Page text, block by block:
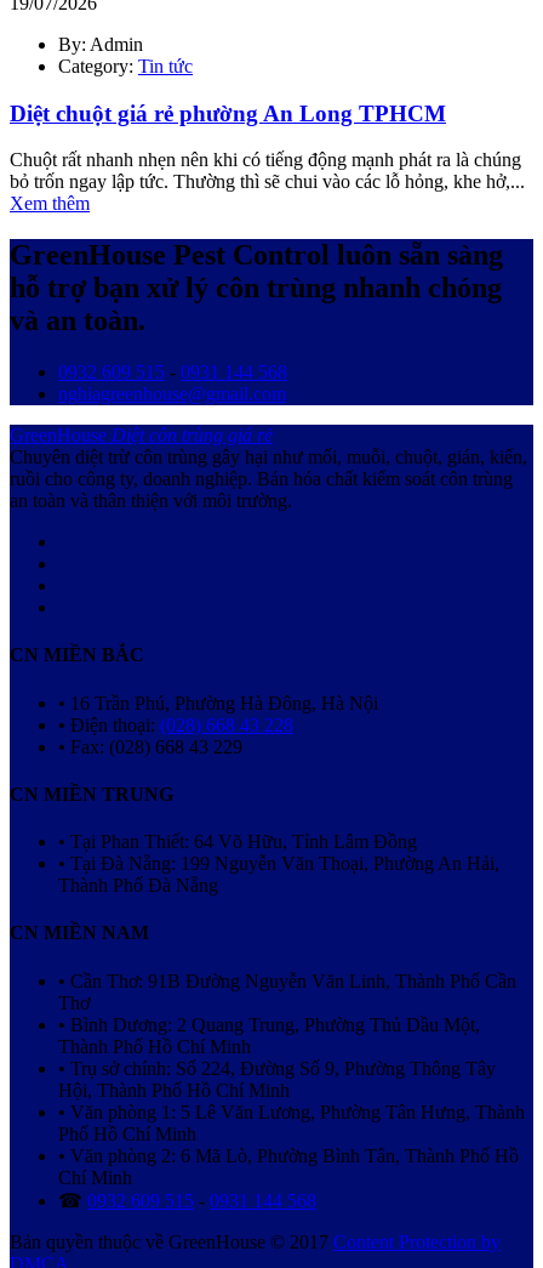
By: Admin
Category: Tin tức
Diệt chuột giá rẻ phường An Long TPHCM
Chuột rất nhanh nhẹn nên khi có tiếng động mạnh phát ra là chúng
bỏ trốn ngay lập tức. Thường thì sẽ chui vào các lỗ hỏng, khe hở,...
Xem thêm
GreenHouse Pest Control luôn sẵn sàng
hỗ trợ bạn xử lý côn trùng nhanh chóng
và an toàn.
0932 609 515 - 0931 144 568
nghiagreenhouse@gmail.com
GreenHouse Diệt côn trùng giá rẻ
Chuyên diệt trừ côn trùng gây hại như mối, muỗi, chuột, gián, kiến,
ruồi cho công ty, doanh nghiệp. Bán hóa chất kiểm soát côn trùng
an toàn và thân thiện với môi trường.
CN MIỀN BẮC
• 16 Trần Phú, Phường Hà Đông, Hà Nội
• Điện thoại: (028) 668 43 228
• Fax: (028) 668 43 229
CN MIỀN TRUNG
• Tại Phan Thiết: 64 Võ Hữu, Tỉnh Lâm Đồng
• Tại Đà Nẵng: 199 Nguyễn Văn Thoại, Phường An Hải,
Thành Phố Đà Nẵng
CN MIỀN NAM
• Cần Thơ: 91B Đường Nguyễn Văn Linh, Thành Phố Cần
Thơ
• Bình Dương: 2 Quang Trung, Phường Thủ Dầu Một,
Thành Phố Hồ Chí Minh
• Trụ sở chính: Số 224, Đường Số 9, Phường Thông Tây
Hội, Thành Phố Hồ Chí Minh
• Văn phòng 1: 5 Lê Văn Lương, Phường Tân Hưng, Thành
Phố Hồ Chí Minh
• Văn phòng 2: 6 Mã Lò, Phường Bình Tân, Thành Phố Hồ
Chí Minh
☎ 0932 609 515 - 0931 144 568
Bản quyền thuộc về GreenHouse © 2017 Content Protection by
DMCA